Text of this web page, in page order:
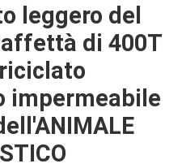
leggero del
di 400T
impermeabile